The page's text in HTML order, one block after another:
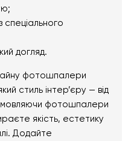
догляд.
фотошпалери
стиль інтер’єру — від
фотошпалери
якість, естетику
Додайте